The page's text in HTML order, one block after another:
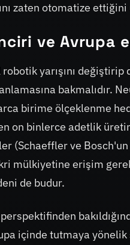
zaten otomatize
ve Avrupa
robotik yarışını
bakmalıdır.
birime ölçeklenme
on binlerce adetlik
(Schaeffler ve
mülkiyetine erişim
de budur.
içinde tutmaya